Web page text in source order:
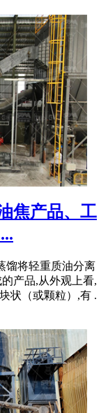
焦产品、工
馏将轻重质油分离
产品,从外观上看,
状（或颗粒）,有 .